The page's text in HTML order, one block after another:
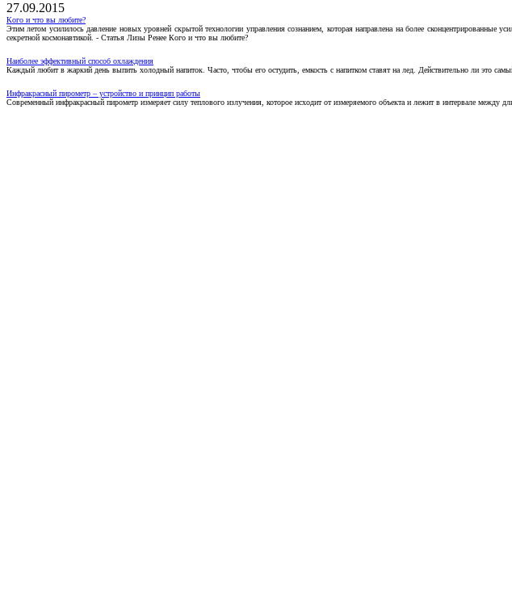
27.09.2015
Кого и что вы любите?
Этим летом усилилось давление новых уровней скрытой технологии управления сознанием, которая направлена на более
секретной космонавтикой. - Статья Лизы Ренее Кого и что вы любите?
Наиболее эффективный способ охлаждения
Каждый любит в жаркий день выпить холодный напиток. Часто, чтобы его остудить, емкость с напитком ставят на лед. Действительно ли это
Инфракрасный пирометр – устройство и принцип работы
Современный инфракрасный пирометр измеряет силу теплового излучения, которое исходит от измеряемого объекта и лежит в интервале между